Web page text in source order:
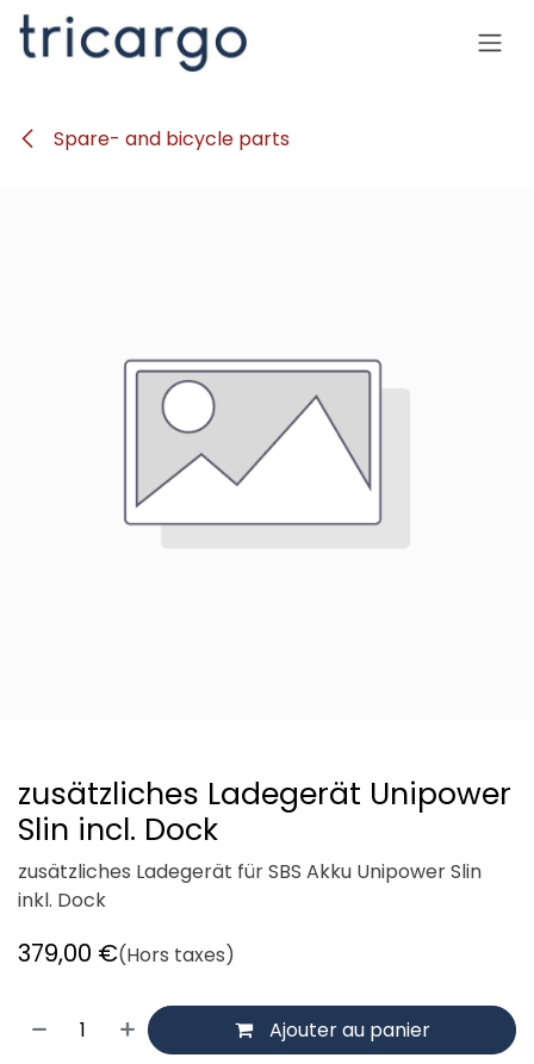
Se rendre au contenu
Spare- and bicycle parts
zusätzliches Ladegerät Unipower
Slin incl. Dock
zusätzliches Ladegerät für SBS Akku Unipower Slin
inkl. Dock
379,00 €(Hors taxes)
Ajouter au panier